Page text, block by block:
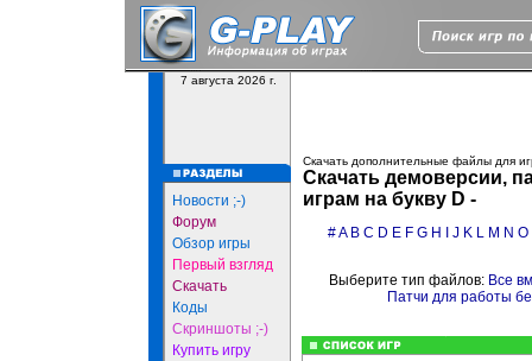
7 августа 2026 г.
Новости ;-)
Форум
Обзор игры
Первый взгляд
Скачать
Коды
Скриншоты ;-)
Купить игру
Скачать дополнительные файлы для
Скачать демоверсии,
играм на букву D -
#A B C D E F G H J K L M N O
Выберите тип файлов: Все
Патчи для работы